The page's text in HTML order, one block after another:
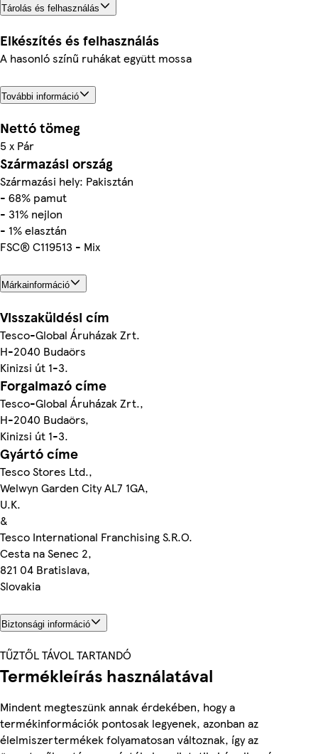
Tárolás és felhasználás
Elkészítés és felhasználás
A hasonló színű ruhákat együtt mossa
További információ
Nettó tömeg
5 x Pár
Származási ország
Származási hely: Pakisztán
- 68% pamut
- 31% nejlon
- 1% elasztán
FSC® C119513 - Mix
Márkainformáció
Visszaküldési cím
Tesco-Global Áruházak Zrt.
H-2040 Budaörs
Kinizsi út 1-3.
Forgalmazó címe
Tesco-Global Áruházak Zrt.,
H-2040 Budaörs,
Kinizsi út 1-3.
Gyártó címe
Tesco Stores Ltd.,
Welwyn Garden City AL7 1GA,
U.K.
&
Tesco International Franchising S.R.O.
Cesta na Senec 2,
821 04 Bratislava,
Slovakia
Biztonsági információ
TŰZTŐL TÁVOL TARTANDÓ
Termékleírás használatával
Mindent megteszünk annak érdekében, hogy a
termékinformációk pontosak legyenek, azonban az
élelmiszertermékek folyamatosan változnak, így az